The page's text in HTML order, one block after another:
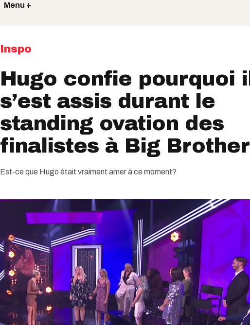
Menu +
Inspo
Hugo confie pourquoi il
s’est assis durant le
standing ovation des
finalistes à Big Brother
Est-ce que Hugo était vraiment amer à ce moment?